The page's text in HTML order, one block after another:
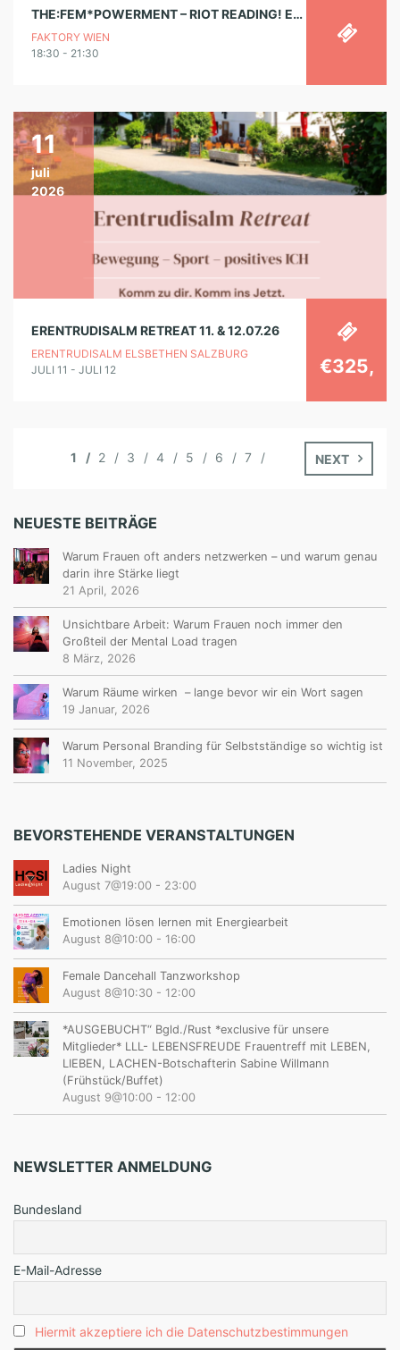
THE:FEM*POWERMENT – RIOT READING! ERZÄHL MIR DEIN FEMINISTISCHES BUCH
FAKTORY WIEN
18:30 - 21:30
11
juli
2026
ERENTRUDISALM RETREAT 11. & 12.07.26
ERENTRUDISALM ELSBETHEN SALZBURG
JULI 11 - JULI 12
€325,
1 2 3 4 5 6 7 NEXT
NEUESTE BEITRÄGE
Warum Frauen oft anders netzwerken – und warum genau
darin ihre Stärke liegt
21 April, 2026
Unsichtbare Arbeit: Warum Frauen noch immer den
Großteil der Mental Load tragen
8 März, 2026
Warum Räume wirken – lange bevor wir ein Wort sagen
19 Januar, 2026
Warum Personal Branding für Selbstständige so wichtig ist
11 November, 2025
BEVORSTEHENDE VERANSTALTUNGEN
Ladies Night
August 7@19:00 - 23:00
Emotionen lösen lernen mit Energiearbeit
August 8@10:00 - 16:00
Female Dancehall Tanzworkshop
August 8@10:30 - 12:00
*AUSGEBUCHT“ Bgld./Rust *exclusive für unsere
Mitglieder* LLL- LEBENSFREUDE Frauentreff mit LEBEN,
LIEBEN, LACHEN-Botschafterin Sabine Willmann
(Frühstück/Buffet)
August 9@10:00 - 12:00
NEWSLETTER ANMELDUNG
Bundesland
E-Mail-Adresse
Hiermit akzeptiere ich die Datenschutzbestimmungen